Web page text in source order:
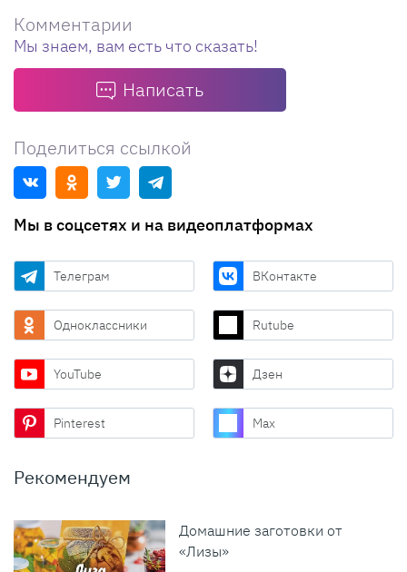
Комментарии
Мы знаем, вам есть что сказать!
Написать
Поделиться ссылкой
Мы в соцсетях и на видеоплатформах
Телеграм ВКонтакте
Одноклассники Rutube
YouTube Дзен
Pinterest Max
Рекомендуем
Домашние заготовки от
«Лизы»